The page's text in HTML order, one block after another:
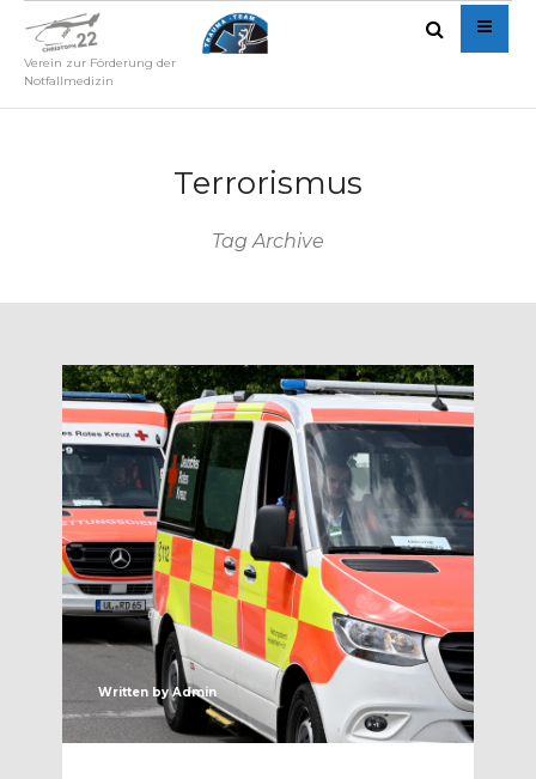
Verein zur Förderung der
Notfallmedizin
Terrorismus
Tag Archive
Written byAdmin